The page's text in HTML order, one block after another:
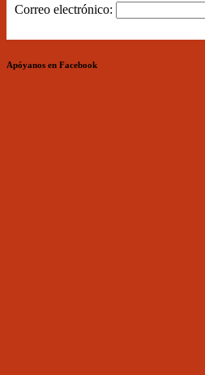
Correo electrónico:
Apóyanos en Facebook